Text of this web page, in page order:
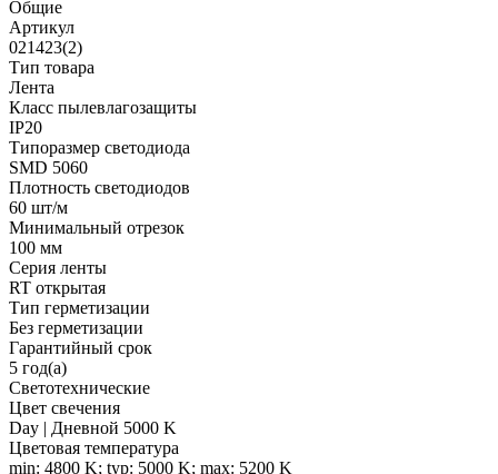
Общие
Артикул
021423(2)
Тип товара
Лента
Класс пылевлагозащиты
IP20
Типоразмер светодиода
SMD 5060
Плотность светодиодов
60 шт/м
Минимальный отрезок
100 мм
Серия ленты
RT открытая
Тип герметизации
Без герметизации
Гарантийный срок
5 год(а)
Светотехнические
Цвет свечения
Day | Дневной 5000 K
Цветовая температура
min: 4800 K; typ: 5000 K; max: 5200 K